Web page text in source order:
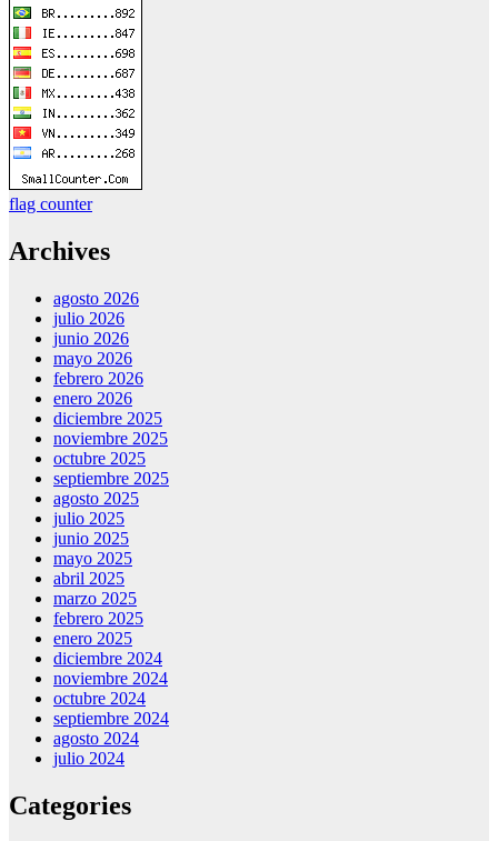
flag counter
Archives
agosto 2026
julio 2026
junio 2026
mayo 2026
febrero 2026
enero 2026
diciembre 2025
noviembre 2025
octubre 2025
septiembre 2025
agosto 2025
julio 2025
junio 2025
mayo 2025
abril 2025
marzo 2025
febrero 2025
enero 2025
diciembre 2024
noviembre 2024
octubre 2024
septiembre 2024
agosto 2024
julio 2024
Categories